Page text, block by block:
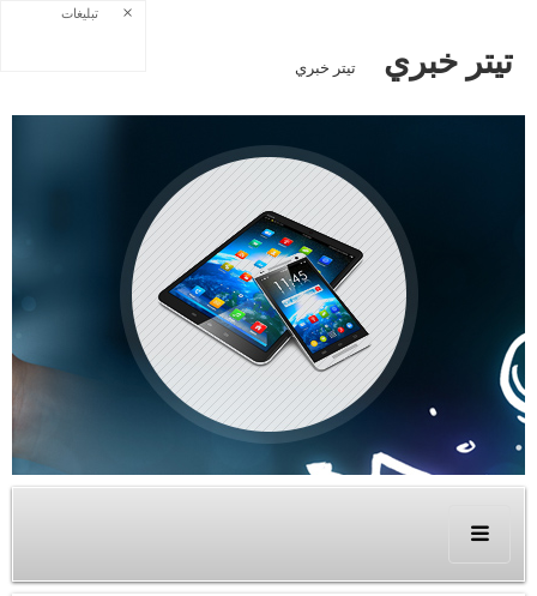
تيتر خبري تيتر خبري
تبلیغات ×